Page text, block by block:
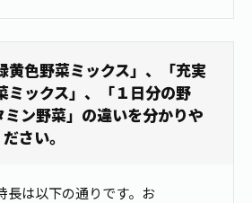
り込みます。防腐剤や保
おりませんので、入り込
と共に増殖し変質してい
黄色野菜ミックス」、「充実
ミックス」、「１日分の野
ン野菜」の違いを分かりや
さい。
長は以下の通りです。お